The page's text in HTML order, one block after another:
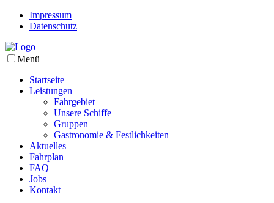
Impressum
Datenschutz
Menü
Startseite
Leistungen
Fahrgebiet
Unsere Schiffe
Gruppen
Gastronomie & Festlichkeiten
Aktuelles
Fahrplan
FAQ
Jobs
Kontakt